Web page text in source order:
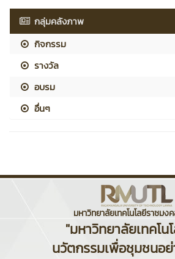
กลุ่มคลังภาพ
กิจกรรม
รางวัล
อบรม
อื่นๆ
มหาวิทยาลัยเทคโนโลยีราชมง
"มหาวิทยาลัยเทคโน
นวัตกรรมเพื่อชุมชนอ